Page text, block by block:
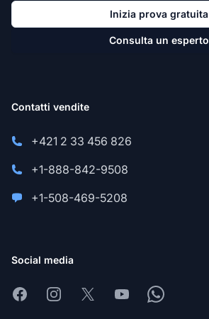
Inizia prova gratuita
Consulta un esperto
Contatti vendite
+421 2 33 456 826
+1-888-842-9508
+1-508-469-5208
Social media
FacebookInstagram
X YoutubeWhatsapp